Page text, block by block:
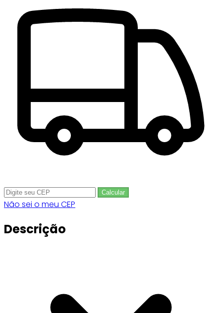
Calcular
Não sei o meu CEP
Descrição